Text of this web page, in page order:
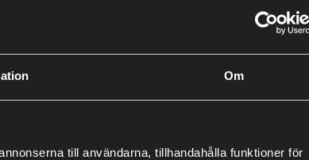
Om
till användarna, tillhandahålla funktioner för